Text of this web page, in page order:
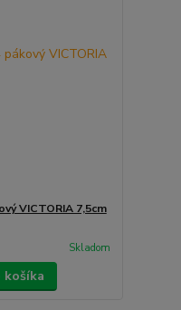
VICTORIA 7,5cm
Skladom
košíka